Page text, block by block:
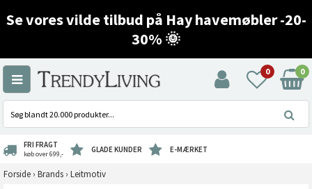
Se vores vilde tilbud på Hay havemøbler -20-
30% 🌞
0 0
FRI FRAGT
køb over 699,- GLADE KUNDER E-MÆRKET
Forside › Brands › Leitmotiv